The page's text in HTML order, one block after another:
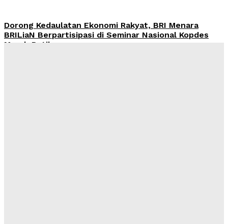
Dorong Kedaulatan Ekonomi Rakyat, BRI Menara
BRILiaN Berpartisipasi di Seminar Nasional Kopdes
Merah Putih